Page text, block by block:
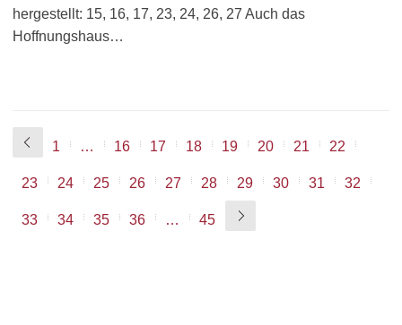
hergestellt: 15, 16, 17, 23, 24, 26, 27 Auch das
Hoffnungshaus…
1 … 16 17 18 19 20 21 22
23 24 25 26 27 28 29 30 31 32
33 34 35 36 … 45